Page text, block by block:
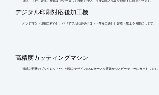
デジタル印刷対応後加工機
オンデマンド印刷に対応し、バリアブル印刷や小ロット生産に適した製本・加工を可能にします。
高精度カッティングマシン
複雑な形状のブックレットや、特殊なデザインのCDケースを正確かつスピーディーにカットします。